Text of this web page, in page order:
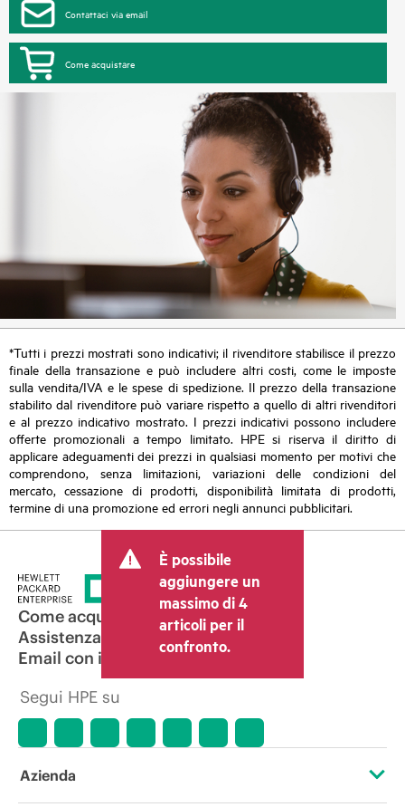
Contattaci via email
Come acquistare
*Tutti i prezzi mostrati sono indicativi; il rivenditore stabilisce il prezzo
finale della transazione e può includere altri costi, come le imposte
sulla vendita/IVA e le spese di spedizione. Il prezzo della transazione
stabilito dal rivenditore può variare rispetto a quello di altri rivenditori
e al prezzo indicativo mostrato. I prezzi indicativi possono includere
offerte promozionali a tempo limitato. HPE si riserva il diritto di
applicare adeguamenti dei prezzi in qualsiasi momento per motivi che
comprendono, senza limitazioni, variazioni delle condizioni del
mercato, cessazione di prodotti, disponibilità limitata di prodotti,
termine di una promozione ed errori negli annunci pubblicitari.
È possibile
aggiungere un
massimo di 4
articoli per il
confronto.
Come acquistare
Assistenza per i prodotti
Email con il commerciale
Segui HPE su
Azienda